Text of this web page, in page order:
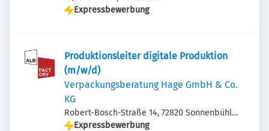
Expressbewerbung
Produktionsleiter digitale Produktion
(m/w/d)
Verpackungsberatung Hage GmbH & Co.
KG
Robert-Bosch-Straße 14, 72820 Sonnenbühl,
Deutschland
Expressbewerbung